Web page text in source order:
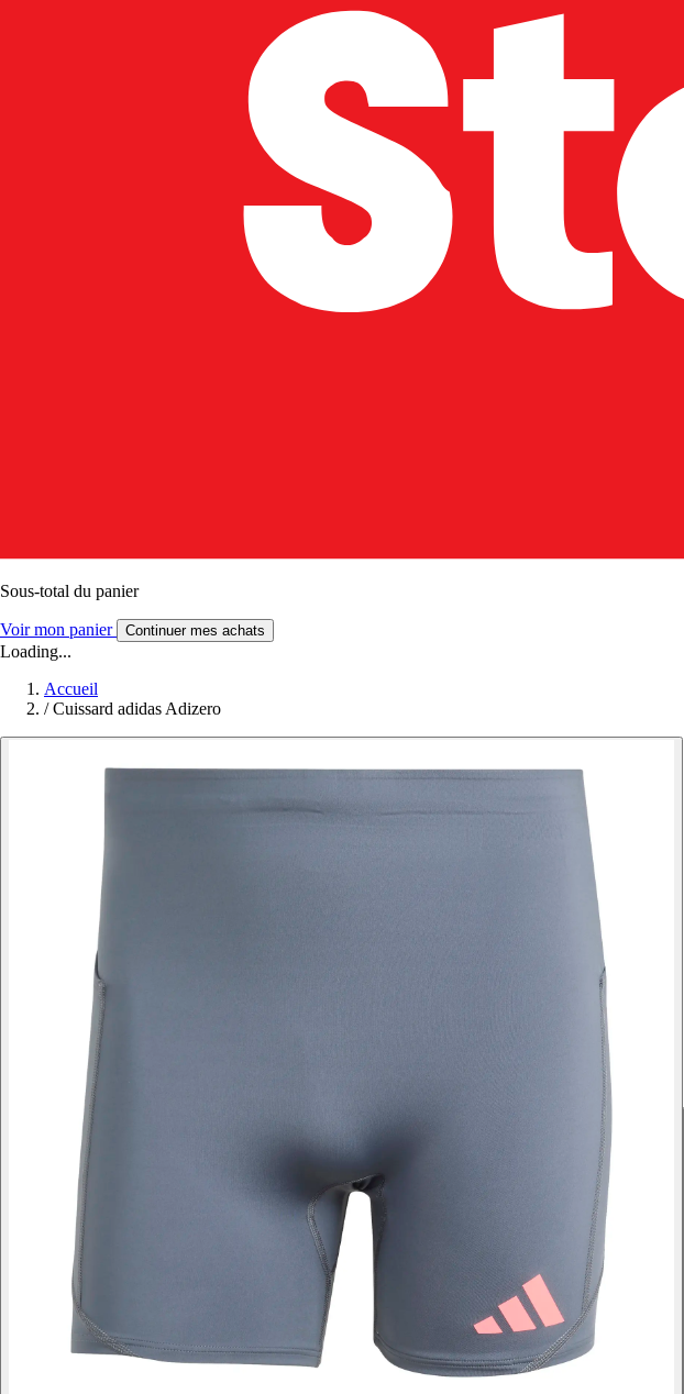
Sous-total du panier
Voir mon panier Continuer mes achats
Loading...
Accueil
/ Cuissard adidas Adizero